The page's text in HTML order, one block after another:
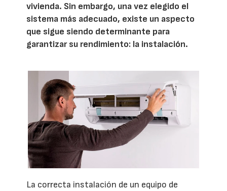
vivienda. Sin embargo, una vez elegido el
sistema más adecuado, existe un aspecto
que sigue siendo determinante para
garantizar su rendimiento: la instalación.
La correcta instalación de un equipo de